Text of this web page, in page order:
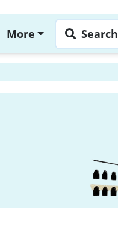
More Search